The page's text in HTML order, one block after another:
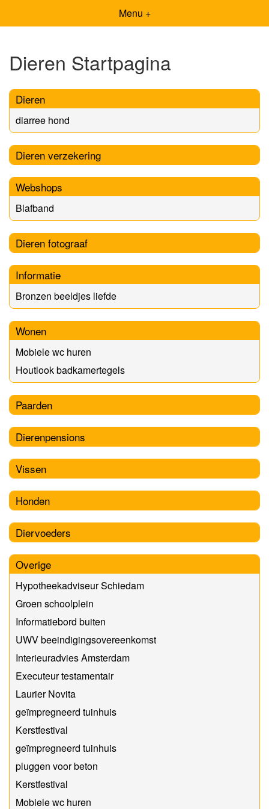
Menu +
Dieren Startpagina
Dieren
diarree hond
Dieren verzekering
Webshops
Blafband
Dieren fotograaf
Informatie
Bronzen beeldjes liefde
Wonen
Mobiele wc huren
Houtlook badkamertegels
Paarden
Dierenpensions
Vissen
Honden
Diervoeders
Overige
Hypotheekadviseur Schiedam
Groen schoolplein
Informatiebord buiten
UWV beeindigingsovereenkomst
Interieuradvies Amsterdam
Executeur testamentair
Laurier Novita
geïmpregneerd tuinhuis
Kerstfestival
geïmpregneerd tuinhuis
pluggen voor beton
Kerstfestival
Mobiele wc huren